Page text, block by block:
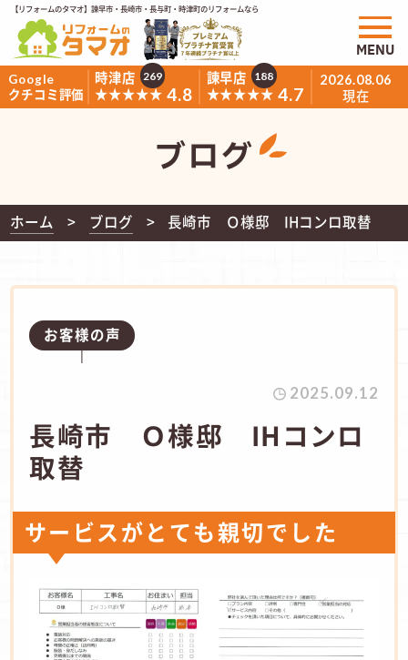
【リフォームのタマオ】諫早市・長崎市・長与町・時津町のリフォームなら
Google
クチコミ評価
時津店
★★★★★ 4.8
269
諫早店
★★★★★ 4.7
188 2026.08.06
現在
MENU
ブログ
ホーム ブログ 長崎市 Ｏ様邸 IHコンロ取替
お客様の声
2025.09.12
長崎市 Ｏ様邸 IHコンロ
取替
サービスがとても親切でした